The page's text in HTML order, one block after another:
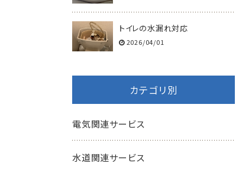
トイレの水漏れ対応
2026/04/01
カテゴリ別
電気関連サービス
水道関連サービス